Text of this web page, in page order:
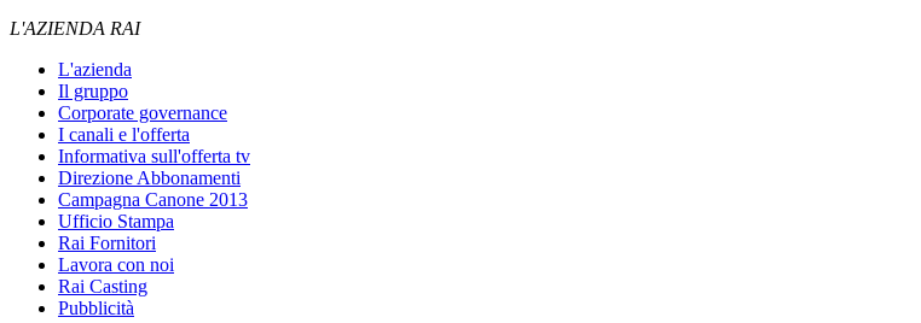
L'AZIENDA RAI
L'azienda
Il gruppo
Corporate governance
I canali e l'offerta
Informativa sull'offerta tv
Direzione Abbonamenti
Campagna Canone 2013
Ufficio Stampa
Rai Fornitori
Lavora con noi
Rai Casting
Pubblicità